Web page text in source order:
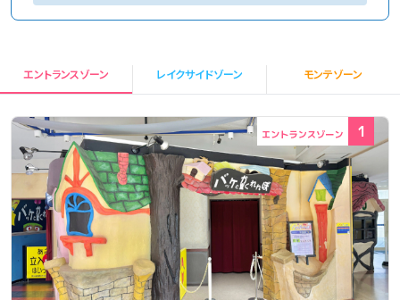
ものがあります。
アトラクションによっては帽子・マフラー・スカー
フなど、落下・巻きつきの恐れがあるものを外し
て乗車いただきます。
天候不順（雨や雷等）、安全点検、その他の理由
で運転を中止することがあります。
体調が悪い場合はお近くのスタッフにお声掛けく
ださい。状態により救護室にご案内いたします。
アトラクション乗車前に消毒液による手指の消
毒をお願いいたします。
年齢
3歳 4歳 5歳
6歳 7歳以上
身長
95cm未満
100cm未満
110cm未満
120cm未満
140cm未満
エントランスゾーン レイクサイドゾーン モンテゾーン
1